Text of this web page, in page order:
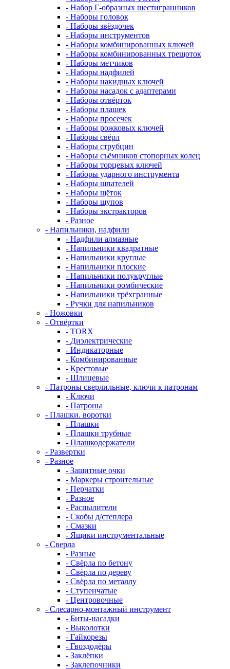
- Набор Г-образных шестигранников
- Наборы головок
- Наборы звёздочек
- Наборы инструментов
- Наборы комбинированных ключей
- Наборы комбинированных трещоток
- Наборы метчиков
- Наборы надфилей
- Наборы накидных ключей
- Наборы насадок с адаптерами
- Наборы отвёрток
- Наборы плашек
- Наборы просечек
- Наборы рожковых ключей
- Наборы свёрл
- Наборы струбцин
- Наборы съёмников стопорных колец
- Наборы торцевых ключей
- Наборы ударного инструмента
- Наборы шпателей
- Наборы щёток
- Наборы щупов
- Наборы экстракторов
- Разное
- Напильники, надфили
- Надфили алмазные
- Напильники квадратные
- Напильники круглые
- Напильники плоские
- Напильники полукруглые
- Напильники ромбические
- Напильники трёхгранные
- Ручки для напильников
- Ножовки
- Отвёртки
- TORX
- Диэлектрические
- Индикаторные
- Комбинированные
- Крестовые
- Шлицевые
- Патроны сверлильные, ключи к патронам
- Ключи
- Патроны
- Плашки. воротки
- Плашки
- Плашки трубные
- Плашкодержатели
- Развертки
- Разное
- Защитные очки
- Маркеры строительные
- Перчатки
- Разное
- Распылители
- Скобы д/степлера
- Смазки
- Ящики инструментальные
- Сверла
- Разные
- Свёрла по бетону
- Свёрла по дереву
- Свёрла по металлу
- Ступенчатые
- Центровочные
- Слесарно-монтажный инструмент
- Биты-насадки
- Выколотки
- Гайкорезы
- Гвоздодёры
- Заклёпки
- Заклепочники